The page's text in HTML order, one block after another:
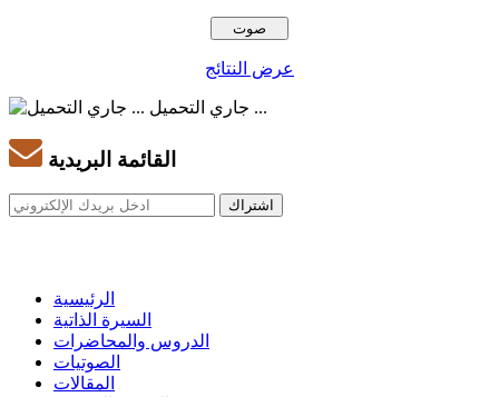
عرض النتائج
جاري التحميل ...
القائمة البريدية
الرئيسية
السيرة الذاتية
الدروس والمحاضرات
الصوتيات
المقالات